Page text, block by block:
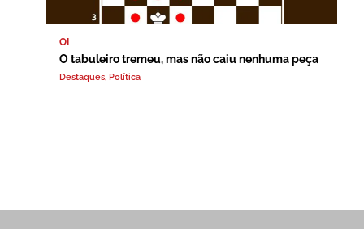
OI
O tabuleiro tremeu, mas não caiu nenhuma peça
Destaques, Política